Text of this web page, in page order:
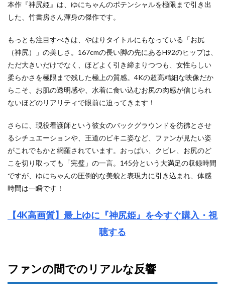
本作『神尻姫』は、ゆにちゃんのポテンシャルを極限まで引き出
した、竹書房さん渾身の傑作です。
もっとも注目すべきは、やはりタイトルにもなっている「お尻
（神尻）」の美しさ。167cmの長い脚の先にあるH92のヒップは、
ただ大きいだけでなく、ほどよく引き締まりつつも、女性らしい
柔らかさを極限まで残した極上の質感。4Kの超高精細な映像だか
らこそ、お肌の透明感や、水着に食い込むお尻の肉感が信じられ
ないほどのリアリティで眼前に迫ってきます！
さらに、現役看護師という彼女のバックグラウンドを彷彿とさせ
るシチュエーションや、王道のビキニ姿など、ファンが見たい姿
がこれでもかと網羅されています。おっぱい、クビレ、お尻のど
こを切り取っても「完璧」の一言。145分という大満足の収録時間
ですが、ゆにちゃんの圧倒的な美貌と表現力に引き込まれ、体感
時間は一瞬です！
【4K高画質】最上ゆに『神尻姫』を今すぐ購入・視
聴する
ファンの間でのリアルな反響